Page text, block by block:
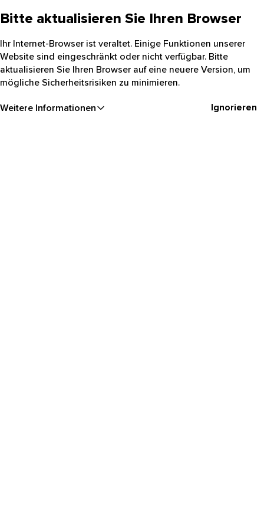
Bitte aktualisieren Sie Ihren Browser
Ihr Internet-Browser ist veraltet. Einige Funktionen unserer
Website sind eingeschränkt oder nicht verfügbar. Bitte
aktualisieren Sie Ihren Browser auf eine neuere Version, um
mögliche Sicherheitsrisiken zu minimieren.
Weitere Informationen Ignorieren